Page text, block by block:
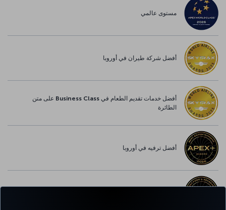
مستوى عالمي
أفضل شركة طيران في أوروبا
أفضل خدمات تقديم الطعام في Business Class على متن
الطائرة
أفضل ترفيه في أوروبا